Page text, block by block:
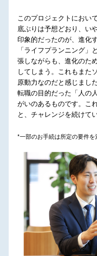
このプロジェクトにおい
底ぶりは予想どおり、い
印象的だったのが、進化
「ライフプランニング
張しながらも、進化のた
してしまう。これもまた
原動力なのだと感じました
転職の目的だった「人の
がいのあるものです。こ
と、チャレンジを続けて
*一部のお手続は所定の要件を